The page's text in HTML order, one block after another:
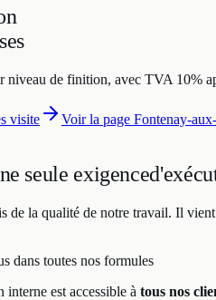
niveau de finition, avec TVA 10%
visite Voir la page Fontenay-
seule exigence
de la qualité de notre travail. Il
dans toutes nos formules
est accessible à tous nos